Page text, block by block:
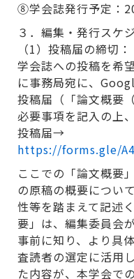
⑧学会誌発行予定：
３．編集・発行スケ
（1）投稿届の締切：
学会誌への投稿を希
に事務局宛に、
投稿届（「論文概要
必要事項を記入の上
投稿届→
https://forms.gle/
ここでの「論文概要
の原稿の概要につい
性等を踏まえて記述
要」は、編集委員会
事前に知り、より具
査読者の選定に活用
た内容が、本学会で